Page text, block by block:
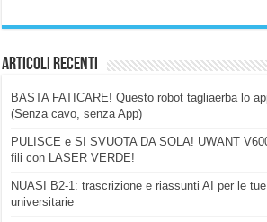
Articoli Recenti
BASTA FATICARE! Questo robot tagliaerba lo
(Senza cavo, senza App)
PULISCE e SI SVUOTA DA SOLA! UWANT
fili con LASER VERDE!
NUASI B2-1: trascrizione e riassunti AI per le
universitarie